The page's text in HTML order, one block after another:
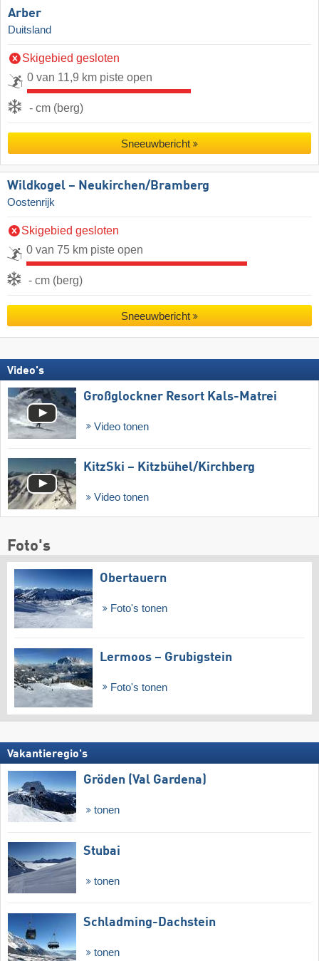
Arber
Duitsland
Skigebied gesloten
0 van 11,9 km piste open
- cm (berg)
Sneeuwbericht
Wildkogel – Neukirchen/​Bramberg
Oostenrijk
Skigebied gesloten
0 van 75 km piste open
- cm (berg)
Sneeuwbericht
Video's
Großglockner Resort Kals-Matrei
Video tonen
KitzSki – Kitzbühel/​Kirchberg
Video tonen
Foto's
Obertauern
Foto's tonen
Lermoos – Grubigstein
Foto's tonen
Vakantieregio's
Gröden (Val Gardena)
tonen
Stubai
tonen
Schladming-Dachstein
tonen